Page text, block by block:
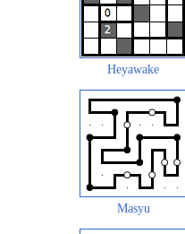
Heyawake
Masyu